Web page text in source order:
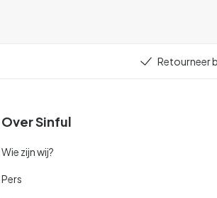
Retourneer
Over Sinful
Wie zijn wij?
Pers